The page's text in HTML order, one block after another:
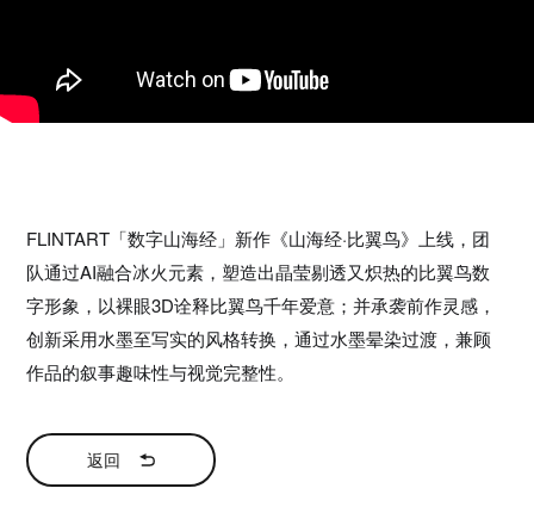
FLINTART「数字山海经」新作《山海经·比翼鸟》上线，团
队通过AI融合冰火元素，塑造出晶莹剔透又炽热的比翼鸟数
字形象，以裸眼3D诠释比翼鸟千年爱意；并承袭前作灵感，
创新采用水墨至写实的风格转换，通过水墨晕染过渡，兼顾
作品的叙事趣味性与视觉完整性。
返回